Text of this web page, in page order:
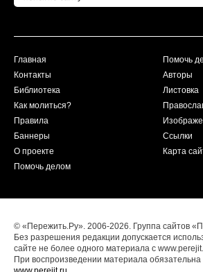
Главная
Контакты
Библиотека
Как молиться?
Правила
Баннеры
О проекте
Помочь делом
Помочь
Авторы
Листовка
Ссылки
Карта
© «Пережить.Ру». 2006-2026. Группа сайтов
Без разрешения редакции допускается
сайте не более одного материала с
При воспроизведении материала обязательна